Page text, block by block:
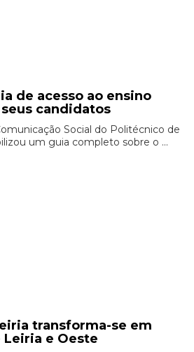
de acesso ao ensino
candidatos
Social do Politécnico de
um guia completo sobre o ...
transforma-se em
e Oeste